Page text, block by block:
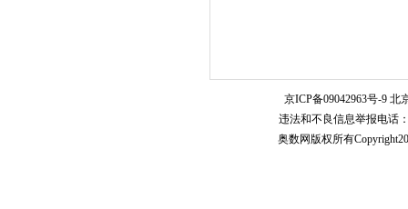
京ICP备09042963号-9 北
违法和不良信息举报电话
奥数网版权所有